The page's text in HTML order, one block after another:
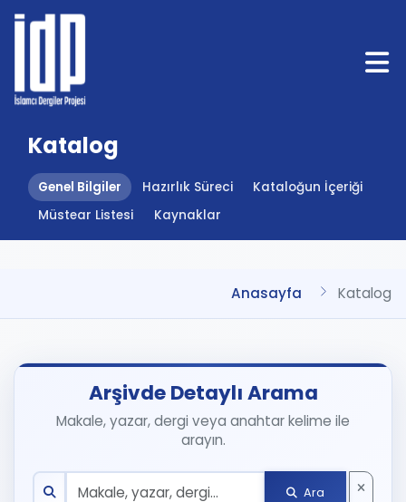
Katalog
Genel Bilgiler Hazırlık Süreci
Kataloğun İçeriği
Müstear Listesi
Kaynaklar
Anasayfa Katalog
Arşivde Detaylı Arama
Makale, yazar, dergi veya anahtar kelime ile
arayın.
Ara